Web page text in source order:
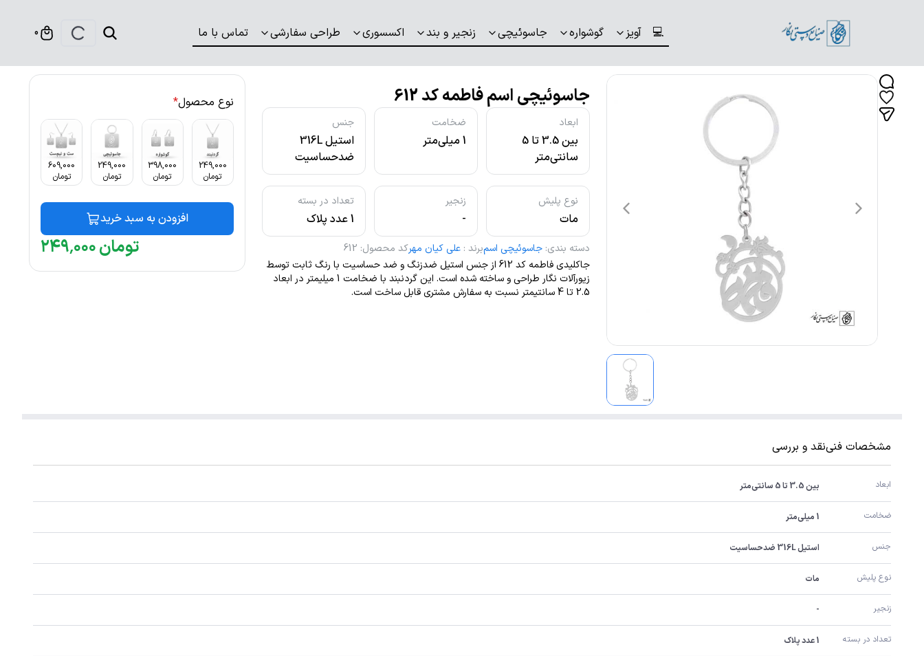
💻 آویز گوشواره جاسوئیچی زنجیر و بند اکسسوری طراحی سفارشی تماس با ما 0
جاسوئیچی اسم فاطمه کد 612
ابعاد
بین 3.5 تا 5
سانتی‌متر
ضخامت
1 میلی‌متر
جنس
استیل 316L
ضدحساسیت
نوع پلیش
مات
زنجیر
-
تعداد در بسته
1 عدد پلاک
دسته بندی: جاسوئیچی اسمبرند : علی کیان مهرکد محصول:
612
جاکلیدی فاطمه کد 612 از جنس استیل ضدزنگ و ضد حساسیت با رنگ ثابت توسط
زیورآلات نگار طراحی و ساخته شده است. این گردنبند با ضخامت 1 میلیمتر در ابعاد
2.5 تا 4 سانتیمتر نسبت به سفارش مشتری قابل ساخت است.
نوع محصول*
249,000
تومان
398,000
تومان
249,000
تومان
609,000
تومان
افزودن به سبد خرید
۲۴۹٬۰۰۰تومان
مشخصات فنینقد و بررسی
ابعاد بین 3.5 تا 5 سانتی‌متر
ضخامت 1 میلی‌متر
جنس استیل 316L ضدحساسیت
نوع پلیش مات
زنجیر -
تعداد در بسته 1 عدد پلاک